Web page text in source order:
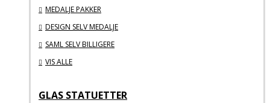
MEDALJE PAKKER
DESIGN SELV MEDALJE
SAML SELV BILLIGERE
VIS ALLE
GLAS STATUETTER